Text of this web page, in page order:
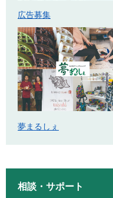
広告募集
夢まるしぇ
相談・サポート